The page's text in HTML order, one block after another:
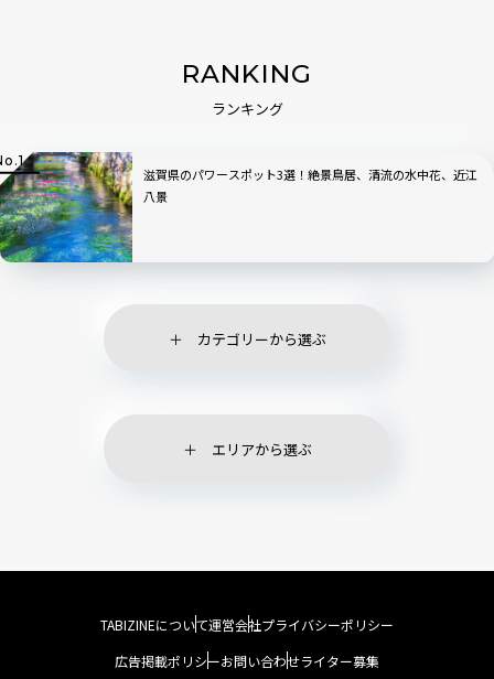
RANKING
ランキング
滋賀県のパワースポット3選！絶景鳥居、清流の水中花、近江
八景
カテゴリーから選ぶ
エリアから選ぶ
TABIZINEについて運営会社プライバシーポリシー
広告掲載ポリシーお問い合わせライター募集